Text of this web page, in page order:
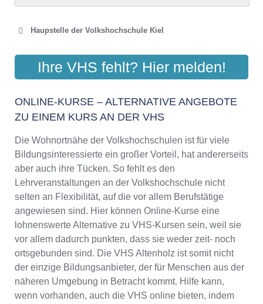
Haupstelle der Volkshochschule Kiel
FÖRDE-VHS
Muhliusstraße 29–31, 24103 Kiel
Ihre VHS fehlt? Hier melden!
ONLINE-KURSE – ALTERNATIVE ANGEBOTE
ZU EINEM KURS AN DER VHS
Die Wohnortnähe der Volkshochschulen ist für viele
Bildungsinteressierte ein großer Vorteil, hat andererseits
aber auch ihre Tücken. So fehlt es den
Lehrveranstaltungen an der Volkshochschule nicht
selten an Flexibilität, auf die vor allem Berufstätige
angewiesen sind. Hier können Online-Kurse eine
lohnenswerte Alternative zu VHS-Kursen sein, weil sie
vor allem dadurch punkten, dass sie weder zeit- noch
ortsgebunden sind. Die VHS Altenholz ist somit nicht
der einzige Bildungsanbieter, der für Menschen aus der
näheren Umgebung in Betracht kommt. Hilfe kann,
wenn vorhanden, auch die VHS online bieten, indem